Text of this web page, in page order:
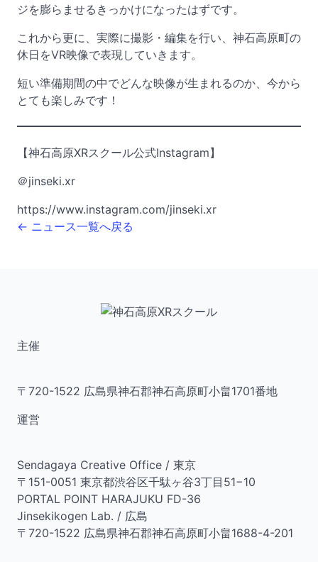
ジを膨らませるきっかけになったはずです。
これから更に、実際に撮影・編集を行い、神石高原町の
休日をVR映像で表現していきます。
短い準備期間の中でどんな映像が生まれるのか、今から
とても楽しみです！
【神石高原XRスクール公式Instagram】
＠jinseki.xr
https://www.instagram.com/jinseki.xr
← ニュース一覧へ戻る
主催
〒720-1522 広島県神石郡神石高原町小畠1701番地
運営
Sendagaya Creative Office / 東京
〒151-0051 東京都渋谷区千駄ヶ谷3丁目51−10
PORTAL POINT HARAJUKU FD-36
Jinsekikogen Lab. / 広島
〒720-1522 広島県神石郡神石高原町小畠1688-4-201